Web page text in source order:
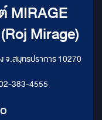
MIRAGE
ญ่ (Roj Mirage)
จ.สมุทรปราการ 10270
383-4555